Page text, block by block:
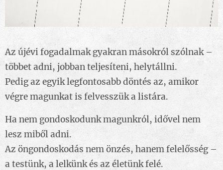
Az újévi fogadalmak gyakran másokról szólnak –
többet adni, jobban teljesíteni, helytállni.
Pedig az egyik legfontosabb döntés az, amikor
végre magunkat is felvesszük a listára.
Ha nem gondoskodunk magunkról, idővel nem
lesz miből adni.
Az öngondoskodás nem önzés, hanem felelősség –
a testünk, a lelkünk és az életünk felé.